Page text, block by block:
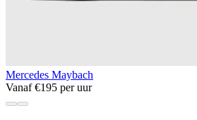
Mercedes Maybach
Vanaf €195 per uur